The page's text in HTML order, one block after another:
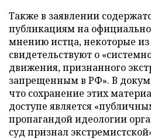
Также в заявлении
публикациям на
мнению истца, некоторые
свидетельствуют о
движения, признанного
запрещенным в РФ». В
что сохранение этих
доступе является
пропагандой идеологии
суд признал